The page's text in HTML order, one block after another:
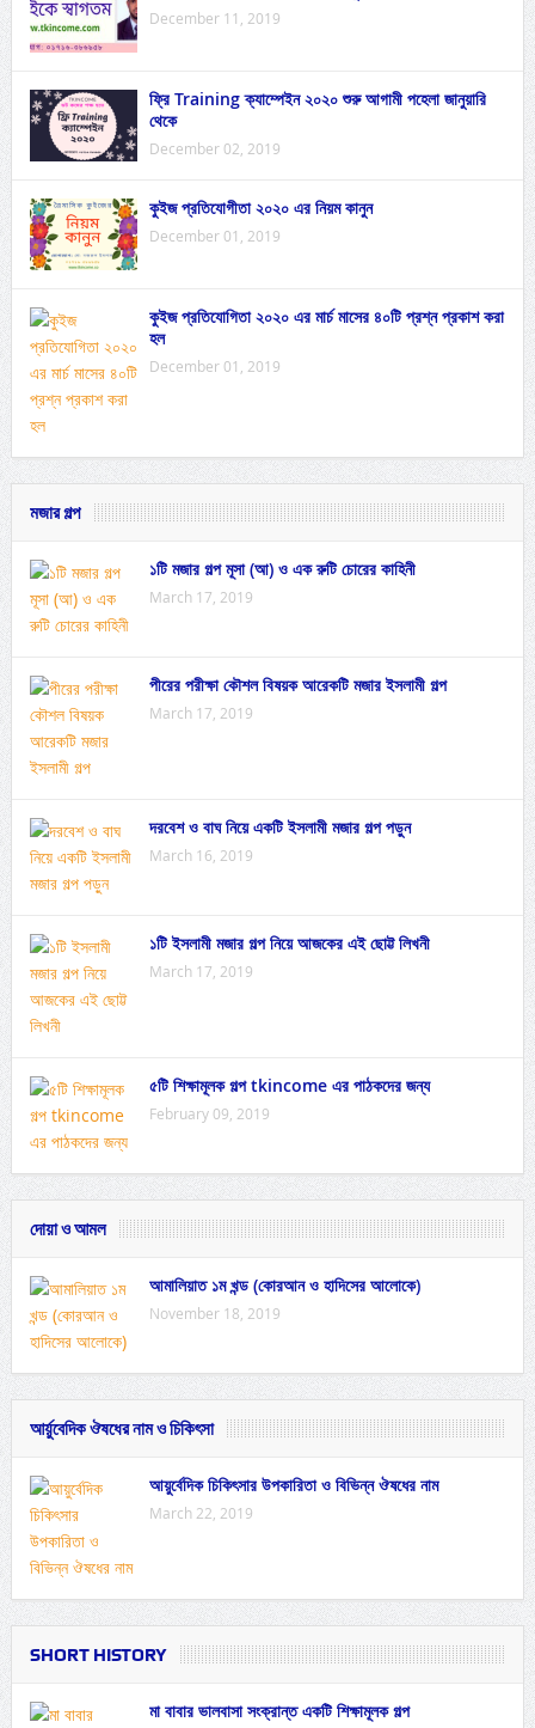
December 11, 2019
ফ্রি Training ক্যাম্পেইন ২০২০ শুরু আগামী পহেলা জানুয়ারি
থেকে
December 02, 2019
কুইজ প্রতিযোগীতা ২০২০ এর নিয়ম কানুন
December 01, 2019
কুইজ প্রতিযোগিতা ২০২০ এর মার্চ মাসের ৪০টি প্রশ্ন প্রকাশ করা
হল
December 01, 2019
মজার গল্প
১টি মজার গল্প মূসা (আ) ও এক রুটি চোরের কাহিনী
March 17, 2019
পীরের পরীক্ষা কৌশল বিষয়ক আরেকটি মজার ইসলামী গল্প
March 17, 2019
দরবেশ ও বাঘ নিয়ে একটি ইসলামী মজার গল্প পড়ুন
March 16, 2019
১টি ইসলামী মজার গল্প নিয়ে আজকের এই ছোট্ট লিখনী
March 17, 2019
৫টি শিক্ষামূলক গল্প tkincome এর পাঠকদের জন্য
February 09, 2019
দোয়া ও আমল
আমালিয়াত ১ম খন্ড (কোরআন ও হাদিসের আলোকে)
November 18, 2019
আর্য়ুবেদিক ঔষধের নাম ও চিকিৎসা
আয়ুর্বেদিক চিকিৎসার উপকারিতা ও বিভিন্ন ঔষধের নাম
March 22, 2019
SHORT HISTORY
মা বাবার ভালবাসা সংক্রান্ত একটি শিক্ষামূলক গল্প